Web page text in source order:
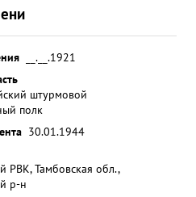
__.__.1921
штурмовой
полк
30.01.1944
РВК, Тамбовская обл.,
р-н